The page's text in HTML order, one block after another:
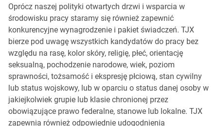
Oprócz naszej polityki otwartych drzwi i wsparcia w
środowisku pracy staramy się również zapewnić
konkurencyjne wynagrodzenie i pakiet świadczeń. TJX
bierze pod uwagę wszystkich kandydatów do pracy bez
względu na rasę, kolor skóry, religię, płeć, orientację
seksualną, pochodzenie narodowe, wiek, poziom
sprawności, tożsamość i ekspresję płciową, stan cywilny
lub status wojskowy, lub w oparciu o status danej osoby w
jakiejkolwiek grupie lub klasie chronionej przez
obowiązujące prawo federalne, stanowe lub lokalne. TJX
zapewnia również odpowiednie udogodnienia